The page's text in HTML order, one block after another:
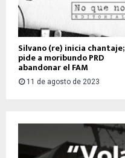
Silvano (re) inicia chantaje;
pide a moribundo PRD
abandonar el FAM
11 de agosto de 2023